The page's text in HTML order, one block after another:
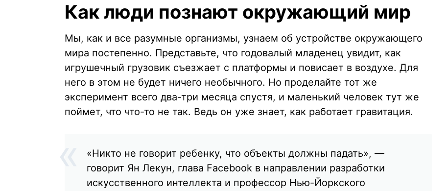
Как люди познают окружающий мир
Мы, как и все разумные организмы, узнаем об устройстве окружающего
мира постепенно. Представьте, что годовалый младенец увидит, как
игрушечный грузовик съезжает с платформы и повисает в воздухе. Для
него в этом не будет ничего необычного. Но проделайте тот же
эксперимент всего два-три месяца спустя, и маленький человек тут же
поймет, что что-то не так. Ведь он уже знает, как работает гравитация.
«Никто не говорит ребенку, что объекты должны падать», —
говорит Ян Лекун, глава Facebook в направлении разработки
искусственного интеллекта и профессор Нью-Йоркского